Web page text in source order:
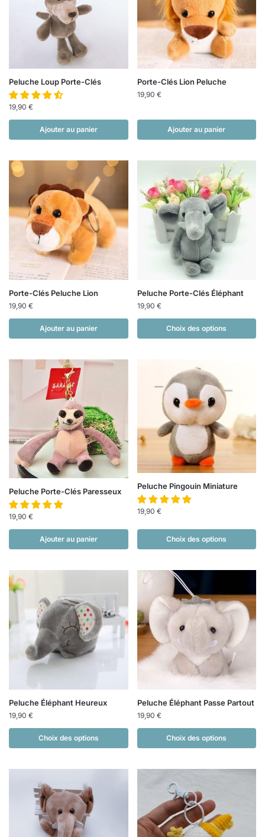
Peluche Loup Porte-Clés
19,90 €
Ajouter au panier
Porte-Clés Lion Peluche
19,90 €
Ajouter au panier
Porte-Clés Peluche Lion
19,90 €
Ajouter au panier
Peluche Porte-Clés Éléphant
19,90 €
Choix des options
Peluche Porte-Clés Paresseux
19,90 €
Ajouter au panier
Peluche Pingouin Miniature
19,90 €
Choix des options
Peluche Éléphant Heureux
19,90 €
Choix des options
Peluche Éléphant Passe Partout
19,90 €
Choix des options